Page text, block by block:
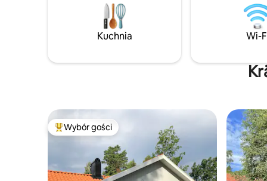
ręczniki nie są wliczone w cenę, można je
wypożyczyć. Kominek na zdjęciu nie
Na
oferta. Możesz wykupić sprzątanie za
1500
Kuchnia Wi-
Najpopularniejsze z kategorii Wybór gości
Wybór gości